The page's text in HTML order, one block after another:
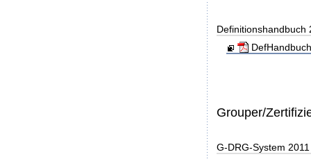
Definitionshandbuch
Grouper/
G-DRG-System